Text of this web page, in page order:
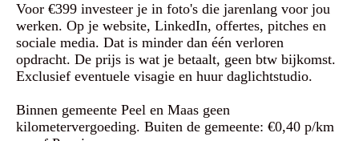
Voor €399 investeer je in foto's die jarenlang voor jou
werken. Op je website, LinkedIn, offertes, pitches en
sociale media. Dat is minder dan één verloren
opdracht. De prijs is wat je betaalt, geen btw bijkomst.
Exclusief eventuele visagie en huur daglichtstudio.
Binnen gemeente Peel en Maas geen
kilometervergoeding. Buiten de gemeente: €0,40 p/km